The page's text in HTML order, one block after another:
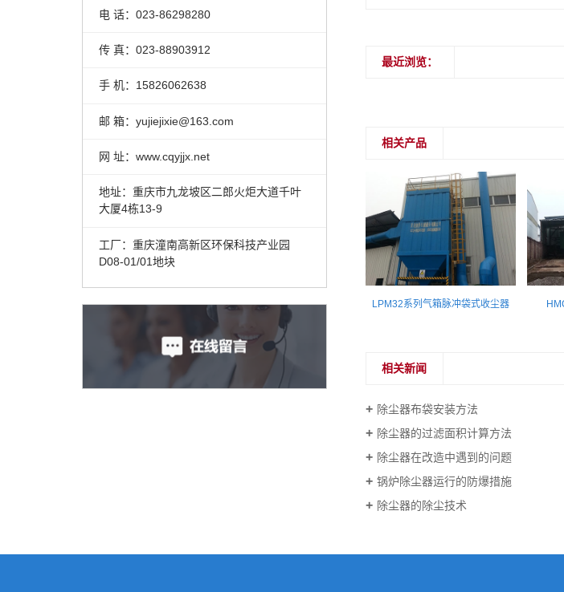
电 话：023-86298280
传 真：023-88903912
手 机：15826062638
邮 箱：yujiejixie@163.com
网 址：www.cqyjjx.net
地址：重庆市九龙坡区二郎火炬大道千叶
大厦4栋13-9
工厂：重庆潼南高新区环保科技产业园
D08-01/01地块
最近浏览：
相关产品
LPM气箱脉冲袋式除尘器 LPM32系列气箱脉冲袋式收尘器
相关新闻
除尘器布袋安装方法
除尘器的过滤面积计算方法
除尘器在改造中遇到的问题
锅炉除尘器运行的防爆措施
除尘器的除尘技术